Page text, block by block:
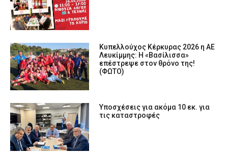
Κυπελλούχος Κέρκυρας 2026 η ΑΕ
Λευκίμμης: Η «Βασίλισσα»
επέστρεψε στον θρόνο της!
(ΦΩΤΟ)
Υποσχέσεις για ακόμα 10 εκ. για
τις καταστροφές